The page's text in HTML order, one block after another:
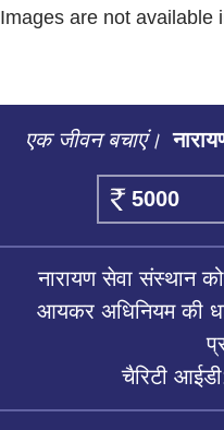
Images are not available
एक जीवन बचाएं।
नारायण सेवा संस्थान
आयकर अधिनियम की
चैरिटी